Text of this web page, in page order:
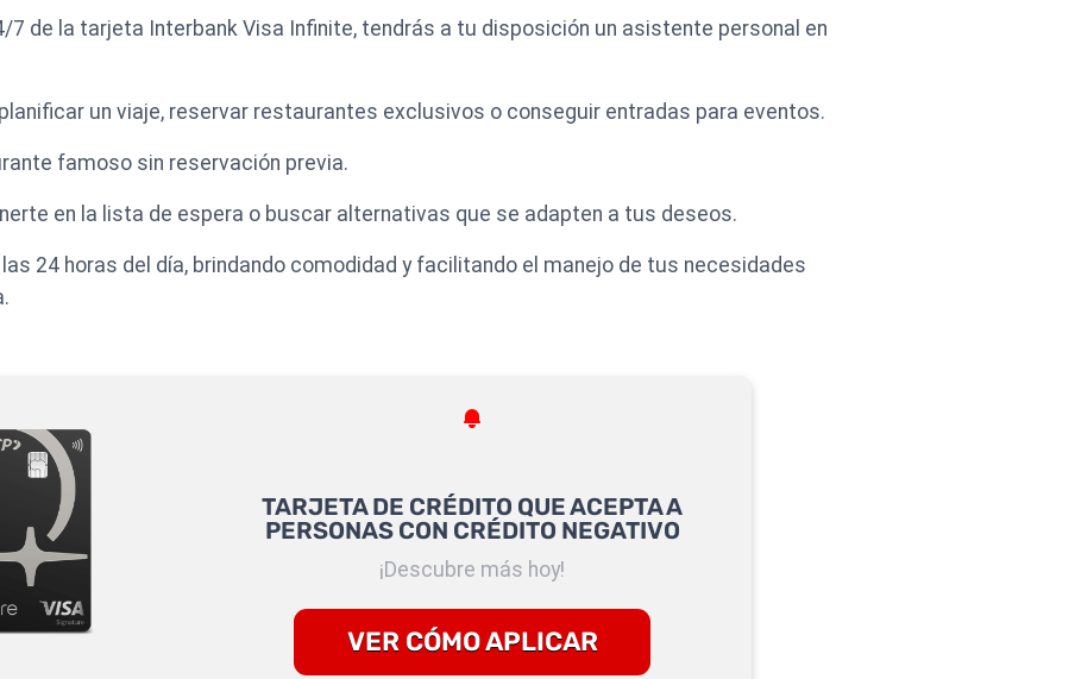
7 de la tarjeta Interbank Visa Infinite, tendrás a tu disposición un asistente personal en
un viaje, reservar restaurantes exclusivos o conseguir entradas para eventos.
famoso sin reservación previa.
en la lista de espera o buscar alternativas que se adapten a tus deseos.
24 horas del día, brindando comodidad y facilitando el manejo de tus necesidades
TARJETA DE CRÉDITO QUE ACEPTA A
PERSONAS CON CRÉDITO NEGATIVO
¡Descubre más hoy!
VER CÓMO APLICAR